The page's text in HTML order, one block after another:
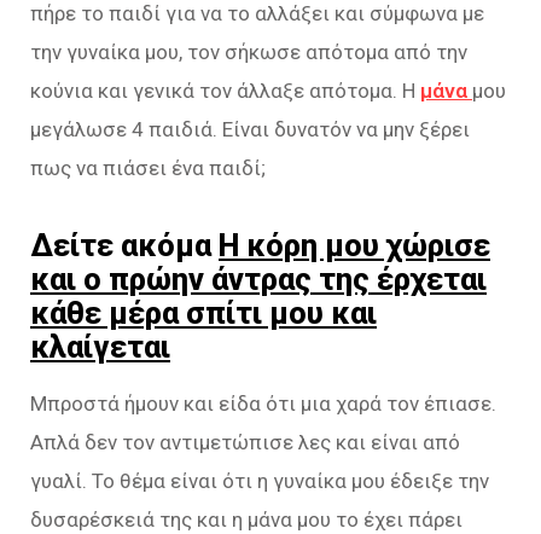
πήρε το παιδί για να το αλλάξει και σύμφωνα με
την γυναίκα μου, τον σήκωσε απότομα από την
κούνια και γενικά τον άλλαξε απότομα. Η μάνα μου
μεγάλωσε 4 παιδιά. Είναι δυνατόν να μην ξέρει
πως να πιάσει ένα παιδί;
Δείτε ακόμα Η κόρη μου χώρισε
και ο πρώην άντρας της έρχεται
κάθε μέρα σπίτι μου και
κλαίγεται
Μπροστά ήμουν και είδα ότι μια χαρά τον έπιασε.
Απλά δεν τον αντιμετώπισε λες και είναι από
γυαλί. Το θέμα είναι ότι η γυναίκα μου έδειξε την
δυσαρέσκειά της και η μάνα μου το έχει πάρει